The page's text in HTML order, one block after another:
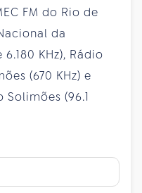
FM do Rio de
da
6.180 KHz), Rádio
(670 KHz) e
(96.1